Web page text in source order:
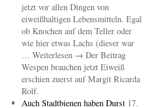
jetzt vor allen Dingen von
eiweißhaltigen Lebensmitteln. Egal
ob Knochen auf dem Teller oder
wie hier etwas Lachs (dieser war
… Weiterlesen → Der Beitrag
Wespen brauchen jetzt Eiweiß
erschien zuerst auf Margit Ricarda
Rolf.
Auch Stadtbienen haben Durst 17.